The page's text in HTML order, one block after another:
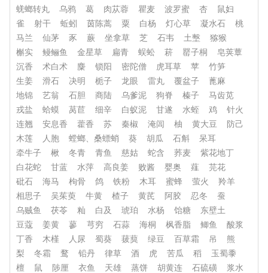
蜣螂转丸
乌鸦 葛 肉苁蓉 瞿麦 波罗蜜 杏
鼠妇
雀
射干 蚯蚓 茵陈蒿 粟 白杨 灯心草 凝水石
桃
马兰
仙茅 豕 蕨 坐拿草 芝 石韦 土墼
猕猴
槲实
鳗鲡鱼 金星草 扁青 蜈蚣 菥 罂子桐
皂荚蕈
沉香
术白术 麋 锁阳 密陀僧 虎耳草 苹
竹笋
生姜
滑石 决明 栀子 龙眼 雷丸 覆盆子
蓖麻
地锦
艺翁 石胆 商陆 乌爹泥 狗脊 榛子
马齿苋
戎盐
蛤蟆 莴苣 细辛 白蚁泥 甘遂 水蛭 鸡
针火
连翘
安息香 藿香 苏 秦椒 淹闾 柚 黄大豆
防己
木莲
人胞 螳螂、桑螵蛸 葵 胡瓜 石斛
呆耳
牵牛子
楸 冬青 青鱼 慈姑 蛇含 荞麦
紫花地丁
白花蛇
甘蓝 水萍 高良姜 败酱 婴奥 薤
芫花
砒石
海马 枸骨 鸽 铁粉 木耳 蜜蜂 萤火
羚羊
相思子
吴茱萸 牛黄 楂子 黄芪 阿胶 忍冬
蚕
乌贼鱼
茯苓 籼 白及 琥珀 水杨 饴糖
东壁土
豆蔻
姜黄 蓼 芎穷 石蒜 海桐 枫香脂 鲫鱼
酸浆
丁香
木槿 人尿 蜀葵 菝葜 绿豆 百草霜 吊
熊
梨
冬霜 鹜 铅丹 律草 酒 虎 苦瓜 稻
玉蜀黍
檀
鼠 陟厘 衣鱼 天雄 蒸饼 胡黄连 石硫磺
浆水